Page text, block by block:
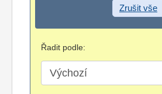
Zrušit vše
Řadit podle: